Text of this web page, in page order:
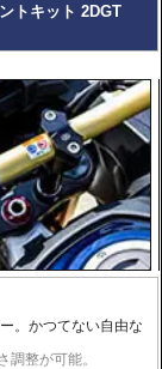
トキット 2DGT
。かつてない自由な
調整が可能。